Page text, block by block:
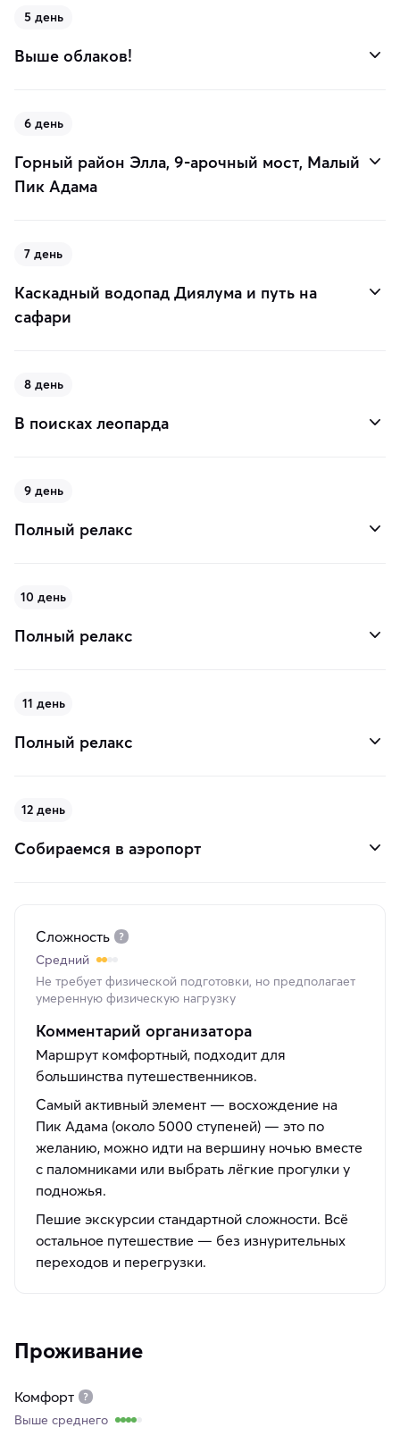
5 день
Выше облаков!
6 день
Горный район Элла, 9-арочный мост, Малый
Пик Адама
7 день
Каскадный водопад Диялума и путь на
сафари
8 день
В поисках леопарда
9 день
Полный релакс
10 день
Полный релакс
11 день
Полный релакс
12 день
Собираемся в аэропорт
Сложность
Средний
Не требует физической подготовки, но предполагает
умеренную физическую нагрузку
Комментарий организатора
Маршрут комфортный, подходит для
большинства путешественников.
Самый активный элемент — восхождение на
Пик Адама (около 5000 ступеней) — это по
желанию, можно идти на вершину ночью вместе
с паломниками или выбрать лёгкие прогулки у
подножья.
Пешие экскурсии стандартной сложности. Всё
остальное путешествие — без изнурительных
переходов и перегрузки.
Проживание
Комфорт
Выше среднего